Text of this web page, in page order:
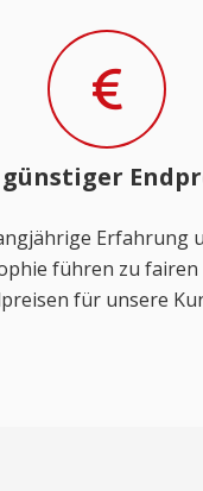
günstiger
Erfahrung
führen zu
für unsere